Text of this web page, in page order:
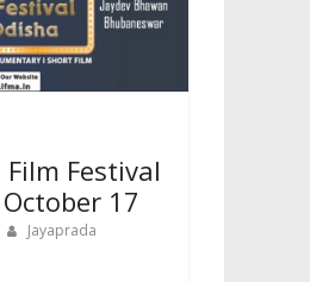
Festival
17
Jayaprada